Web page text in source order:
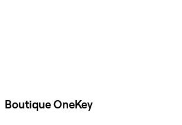
Boutique OneKey